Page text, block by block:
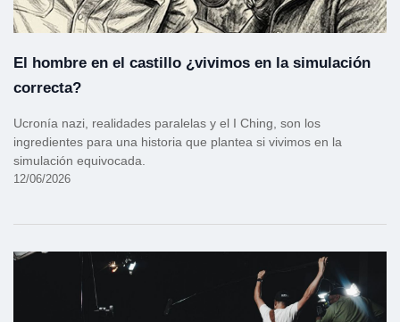
El hombre en el castillo ¿vivimos en la simulación
correcta?
Ucronía nazi, realidades paralelas y el I Ching, son los
ingredientes para una historia que plantea si vivimos en la
simulación equivocada.
12/06/2026